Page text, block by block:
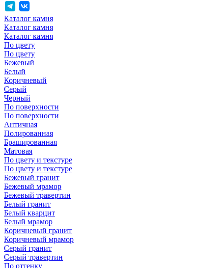
Каталог камня
Каталог камня
Каталог камня
По цвету
По цвету
Бежевый
Белый
Коричневый
Серый
Черный
По поверхности
По поверхности
Античная
Полированная
Брашированная
Матовая
По цвету и текстуре
По цвету и текстуре
Бежевый гранит
Бежевый мрамор
Бежевый травертин
Белый гранит
Белый кварцит
Белый мрамор
Коричневый гранит
Коричневый мрамор
Серый гранит
Серый травертин
По оттенку